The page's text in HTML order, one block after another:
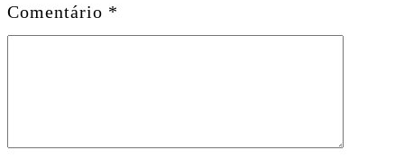
Comentário *